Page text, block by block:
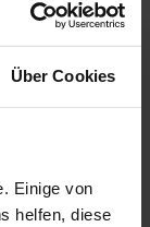
Über Cookies
Einige von
helfen, diese
von Operette